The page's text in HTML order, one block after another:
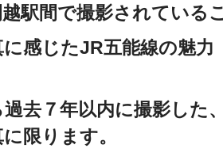
駅間で撮影されている
感じたJR五能線の魅力
去７年以内に撮影した
限ります。